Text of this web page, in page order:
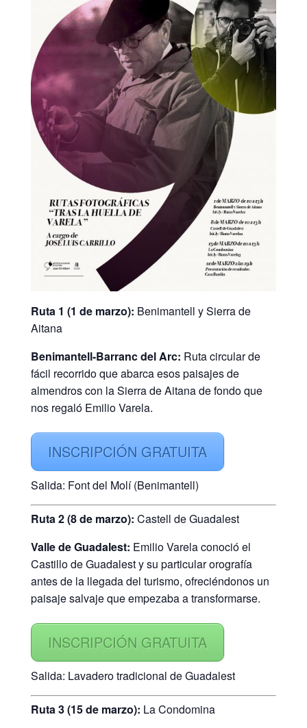
Ruta 1 (1 de marzo): Benimantell y Sierra de
Aitana
Benimantell-Barranc del Arc: Ruta circular de
fácil recorrido que abarca esos paisajes de
almendros con la Sierra de Aitana de fondo que
nos regaló Emilio Varela.
INSCRIPCIÓN GRATUITA
Salida: Font del Molí (Benimantell)
Ruta 2 (8 de marzo): Castell de Guadalest
Valle de Guadalest: Emilio Varela conoció el
Castillo de Guadalest y su particular orografía
antes de la llegada del turismo, ofreciéndonos un
paisaje salvaje que empezaba a transformarse.
INSCRIPCIÓN GRATUITA
Salida: Lavadero tradicional de Guadalest
Ruta 3 (15 de marzo): La Condomina